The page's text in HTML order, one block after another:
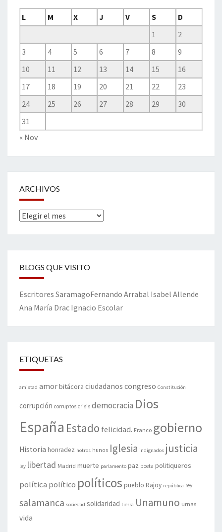
L
M X J V S
D
1
2
3
4 5 6 7 8
9
10
11 12 13 14 15
16
17
18 19 20 21 22
23
24
25 26 27 28 29
30
31
« Nov
ARCHIVOS
Archivos
BLOGS QUE VISITO
Escritores SaramagoFernando Arrabal Isabel Allende
Ana María Drac Ignacio Escolar
ETIQUETAS
amistad amorbitácora ciudadanos congreso Constitución
corrupción corruptos crisis democracia Dios
España Estado felicidad. Franco gobierno
Historia honradez hotros hunos Iglesia indignados justicia
ley libertad Madrid muerte parlamento paz poeta politiqueros
política político políticos pueblo Rajoy república rey
salamanca sociedad solidaridad tierra Unamuno urnas
vida